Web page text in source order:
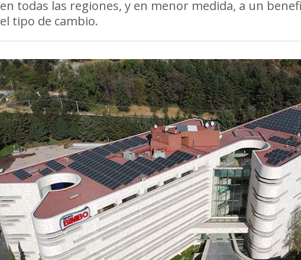
en todas las regiones, y en menor medida, a un
el tipo de cambio.